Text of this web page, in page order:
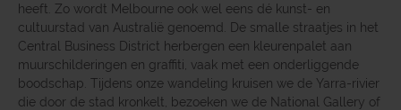
heeft. Zo wordt Melbourne ook wel eens dé kunst- en
cultuurstad van Australië genoemd. De smalle straatjes in het
Central Business District herbergen een kleurenpalet aan
muurschilderingen en graffiti, vaak met een onderliggende
boodschap. Tijdens onze wandeling kruisen we de Yarra-rivier
die door de stad kronkelt, bezoeken we de National Gallery of